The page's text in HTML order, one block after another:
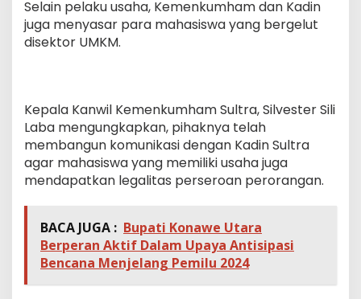
Selain pelaku usaha, Kemenkumham dan Kadin
juga menyasar para mahasiswa yang bergelut
disektor UMKM.
Kepala Kanwil Kemenkumham Sultra, Silvester Sili
Laba mengungkapkan, pihaknya telah
membangun komunikasi dengan Kadin Sultra
agar mahasiswa yang memiliki usaha juga
mendapatkan legalitas perseroan perorangan.
BACA JUGA : Bupati Konawe Utara
Berperan Aktif Dalam Upaya Antisipasi
Bencana Menjelang Pemilu 2024